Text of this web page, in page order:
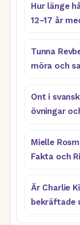
Hur länge
12–17 år
Tunna
möra och
Ont i
övningar
Mielle
Fakta och
Är Charlie
bekräftade